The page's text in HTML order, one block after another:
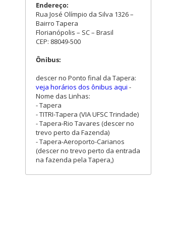
Endereço:
Rua José Olímpio da Silva 1326 –
Bairro Tapera
Florianópolis – SC – Brasil
CEP: 88049-500
Ônibus:
descer no Ponto final da Tapera:
veja horários dos ônibus aqui -
Nome das Linhas:
- Tapera
- TITRI-Tapera (VIA UFSC Trindade)
- Tapera-Rio Tavares (descer no
trevo perto da Fazenda)
- Tapera-Aeroporto-Carianos
(descer no trevo perto da entrada
na fazenda pela Tapera,)